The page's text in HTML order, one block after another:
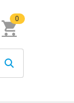
0